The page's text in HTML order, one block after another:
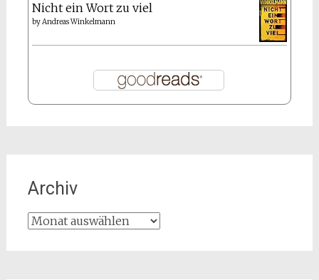
Nicht ein Wort zu viel
byAndreas Winkelmann
Archiv
Archiv